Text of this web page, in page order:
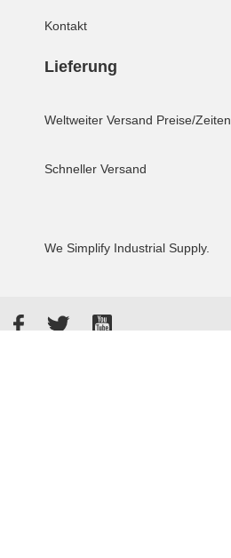
Kontakt
Lieferung
Weltweiter Versand Preise/Zeiten
Schneller Versand
We Simplify Industrial Supply.
FacebookTwitterYouTube